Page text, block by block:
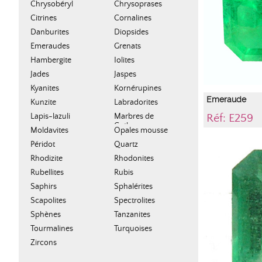
Taille
Chrysobéryl
Chrysoprases
Citrines
Cornalines
Danburites
Diopsides
Emeraudes
Grenats
Hambergite
Iolites
Jades
Jaspes
Kyanites
Kornérupines
Kunzite
Labradorites
Lapis-lazuli
Marbres de
Cotham
Moldavites
Opales mousse
Péridot
Quartz
Rhodizite
Rhodonites
Rubellites
Rubis
Saphirs
Sphalérites
Scapolites
Spectrolites
Sphènes
Tanzanites
Tourmalines
Turquoises
Zircons
Emeraude
Réf: E259
Pierre naturelle
d'authenticité.
(Médium